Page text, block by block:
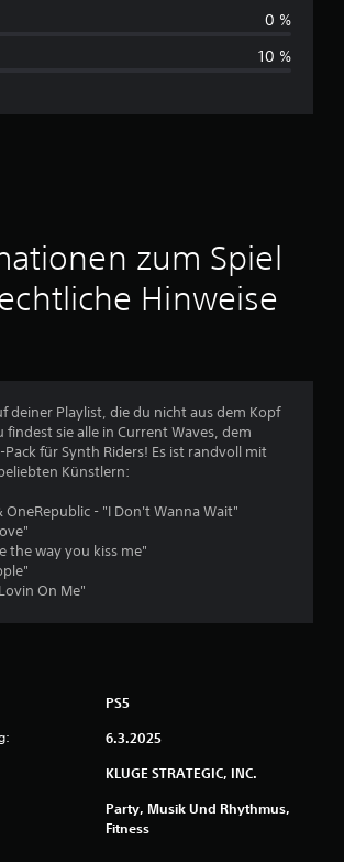
s
h
t
t
i
c
h
w
u
n
0 %
10 %
zum Spiel
Hinweise
deiner Playlist, die du nicht aus dem Kopf
findest sie alle in Current Waves, dem
für Synth Riders! Es ist randvoll mit
Künstlern:
OneRepublic - "I Don't Wanna Wait"
the way you kiss me"
On Me"
PS5
6.3.2025
KLUGE STRATEGIC, INC.
Party, Musik Und Rhythmus,
Fitness